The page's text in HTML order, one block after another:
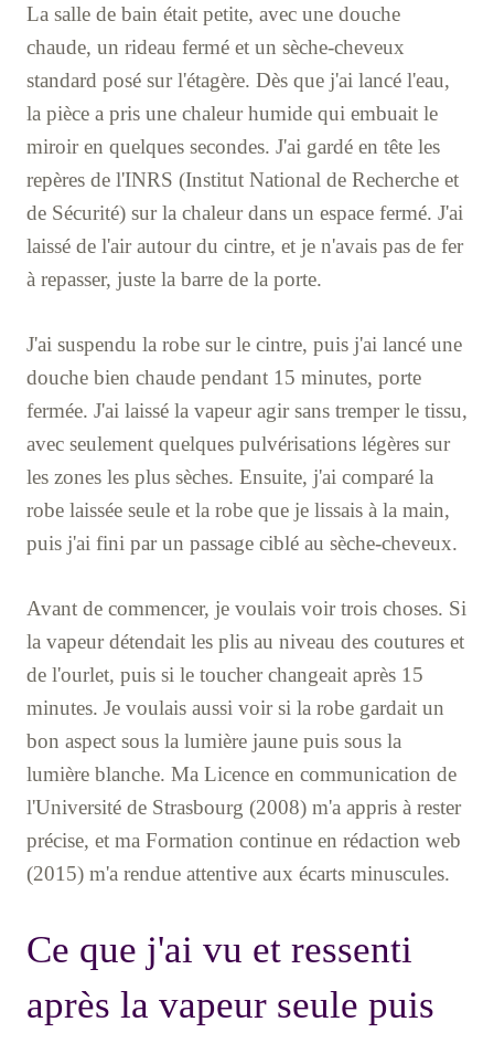
La salle de bain était petite, avec une douche
chaude, un rideau fermé et un sèche-cheveux
standard posé sur l'étagère. Dès que j'ai lancé l'eau,
la pièce a pris une chaleur humide qui embuait le
miroir en quelques secondes. J'ai gardé en tête les
repères de l'INRS (Institut National de Recherche et
de Sécurité) sur la chaleur dans un espace fermé. J'ai
laissé de l'air autour du cintre, et je n'avais pas de fer
à repasser, juste la barre de la porte.
J'ai suspendu la robe sur le cintre, puis j'ai lancé une
douche bien chaude pendant 15 minutes, porte
fermée. J'ai laissé la vapeur agir sans tremper le tissu,
avec seulement quelques pulvérisations légères sur
les zones les plus sèches. Ensuite, j'ai comparé la
robe laissée seule et la robe que je lissais à la main,
puis j'ai fini par un passage ciblé au sèche-cheveux.
Avant de commencer, je voulais voir trois choses. Si
la vapeur détendait les plis au niveau des coutures et
de l'ourlet, puis si le toucher changeait après 15
minutes. Je voulais aussi voir si la robe gardait un
bon aspect sous la lumière jaune puis sous la
lumière blanche. Ma Licence en communication de
l'Université de Strasbourg (2008) m'a appris à rester
précise, et ma Formation continue en rédaction web
(2015) m'a rendue attentive aux écarts minuscules.
Ce que j'ai vu et ressenti
après la vapeur seule puis